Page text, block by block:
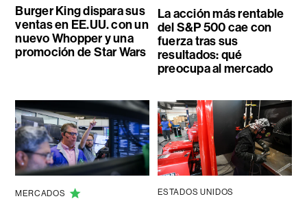
Burger King dispara sus
ventas en EE.UU. con un
nuevo Whopper y una
promoción de Star Wars
La acción más rentable
del S&P 500 cae con
fuerza tras sus
resultados: qué
preocupa al mercado
MERCADOS ESTADOS UNIDOS